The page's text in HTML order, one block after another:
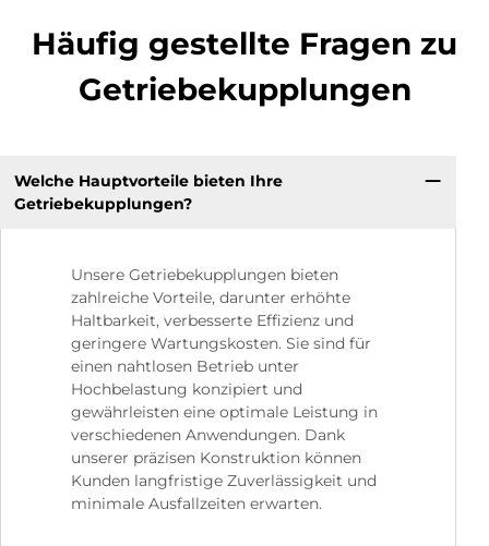
Häufig gestellte Fragen zu
Getriebekupplungen
Welche Hauptvorteile bieten Ihre
Getriebekupplungen?
Unsere Getriebekupplungen bieten
zahlreiche Vorteile, darunter erhöhte
Haltbarkeit, verbesserte Effizienz und
geringere Wartungskosten. Sie sind für
einen nahtlosen Betrieb unter
Hochbelastung konzipiert und
gewährleisten eine optimale Leistung in
verschiedenen Anwendungen. Dank
unserer präzisen Konstruktion können
Kunden langfristige Zuverlässigkeit und
minimale Ausfallzeiten erwarten.